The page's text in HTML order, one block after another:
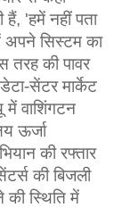
'हमें नहीं पता
अपने सिस्टम का
तरह की पावर
सेंटर मार्केट
वाशिंगटन
ऊर्जा
की रफ्तार
की बिजली
की स्थिति में